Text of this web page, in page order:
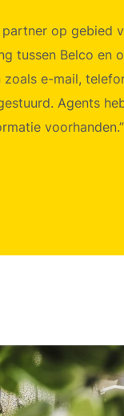
op gebied
tussen Belco en
e-mail,
Agents
voorhanden.”